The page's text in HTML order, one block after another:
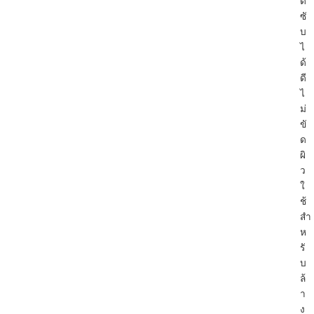
ซั
บ
ไ
ด้
ดี
ไ
ม่
ขั
ด
ผิ
ว
ใ
ช้
สำ
ห
รั
บ
ล้
า
ง